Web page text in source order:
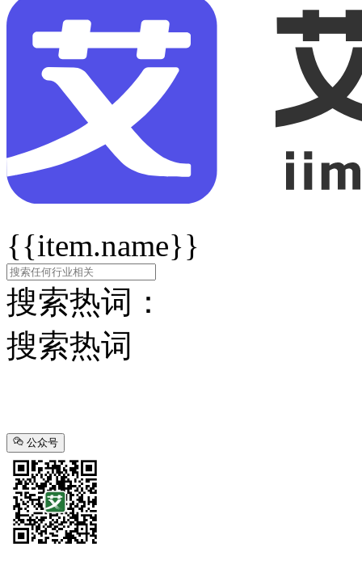
{{item.name}}
搜索热词：
搜索热词
公众号